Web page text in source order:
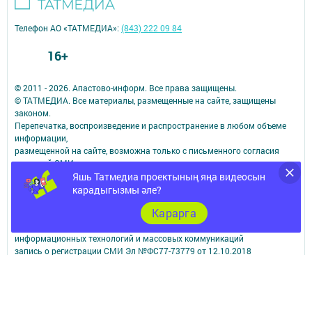
Яшь Татмедиа проектының яңа видеосын
карадыгызмы әле?
Карарга
© 2011 - 2026. Апастово-информ. Все права защищены.
© ТАТМЕДИА. Все материалы, размещенные на сайте, защищены
законом.
Перепечатка, воспроизведение и распространение в любом объеме
информации,
размещенной на сайте, возможна только с письменного согласия
редакций СМИ.
При поддержке Республиканского агентства по печати и массовым
коммуникациям.
Наименование СМИ: Апастово-информ
СМИ зарегистрировано Федеральной службой по надзору в сфере
информационных технологий и массовых коммуникаций
запись о регистрации СМИ Эл №ФС77-73779 от 12.10.2018
Телефон АО «ТАТМЕДИА»:(843) 222 09 84
16+